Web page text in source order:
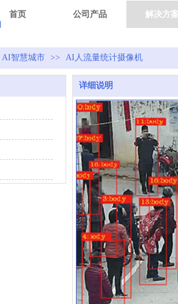
首页 公司产品 解决方
AI智慧城市 >> AI人流量统计摄像机
详细说明